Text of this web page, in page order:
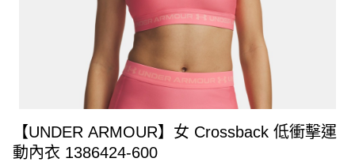
【UNDER ARMOUR】女 Crossback 低衝擊運
動內衣 1386424-600